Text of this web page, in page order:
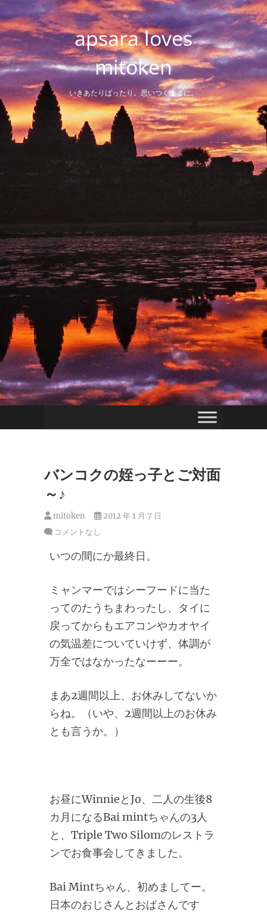
Skip
to
content
apsara loves
mitoken
いきあたりばったり。思いつくままに。
バンコクの姪っ子とご対面
～♪
mitoken
2012 年 1 月 7 日
コメントなし
いつの間にか最終日。
ミャンマーではシーフードに当た
ってのたうちまわったし、タイに
戻ってからもエアコンやカオヤイ
の気温差についていけず、体調が
万全ではなかったなーーー。
まあ2週間以上、お休みしてないか
らね。（いや、2週間以上のお休み
とも言うか。）
お昼にWinnieとJo、二人の生後8
カ月になるBai mintちゃんの3人
と、Triple Two Silomのレストラ
ンでお食事会してきました。
Bai Mintちゃん、初めましてー。
日本のおじさんとおばさんです